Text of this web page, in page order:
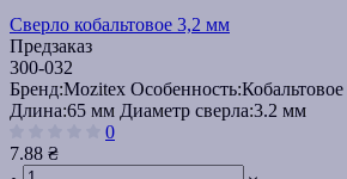
Сверло кобальтовое 3,2 мм
Предзаказ
300-032
Бренд:Mozitex Особенность:Кобальтовое
Длина:65 мм Диаметр сверла:3.2 мм
0
7.88 ₴